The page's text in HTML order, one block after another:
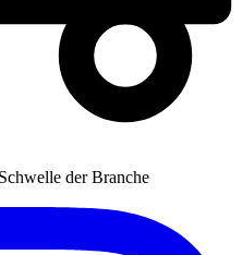
der Branche